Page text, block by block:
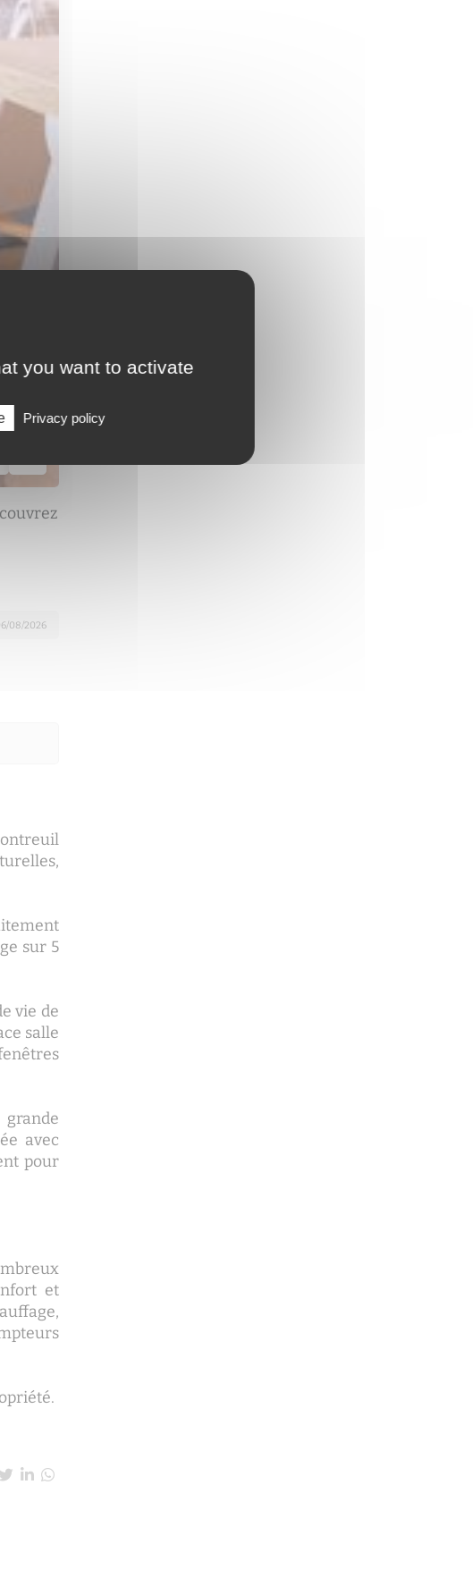
08/2026
sur 5
vie de
salle
grande
avec
pour
et
you want to activate
Privacy policy